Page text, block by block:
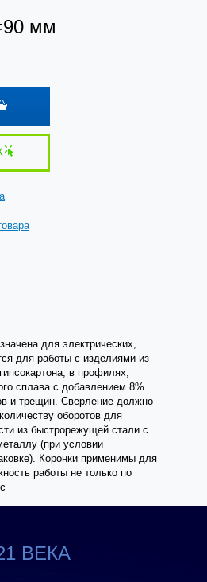
мм
для электрических,
для работы с изделиями из
в профилях,
сплава с добавлением 8%
и трещин. Сверление должно
оборотов для
из быстрорежущей стали с
(при условии
Коронки применимы для
работы не только по
ВЕКА